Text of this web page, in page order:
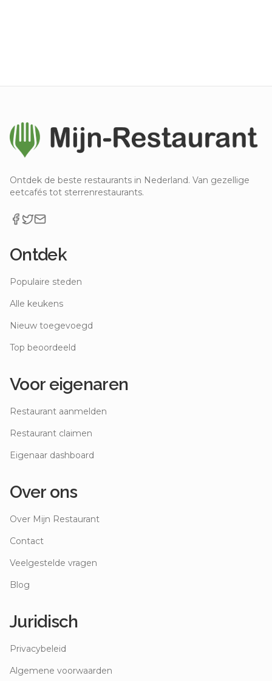
Ontdek de beste restaurants in Nederland. Van gezellige
eetcafés tot sterrenrestaurants.
Ontdek
Populaire steden
Alle keukens
Nieuw toegevoegd
Top beoordeeld
Voor eigenaren
Restaurant aanmelden
Restaurant claimen
Eigenaar dashboard
Over ons
Over Mijn Restaurant
Contact
Veelgestelde vragen
Blog
Juridisch
Privacybeleid
Algemene voorwaarden